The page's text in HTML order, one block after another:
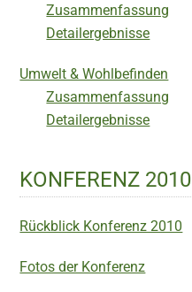
Zusammenfassung
Detailergebnisse
Umwelt & Wohlbefinden
Zusammenfassung
Detailergebnisse
KONFERENZ 2010
Rückblick Konferenz 2010
Fotos der Konferenz